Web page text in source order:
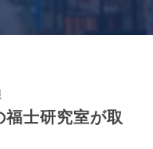
士研究室が取